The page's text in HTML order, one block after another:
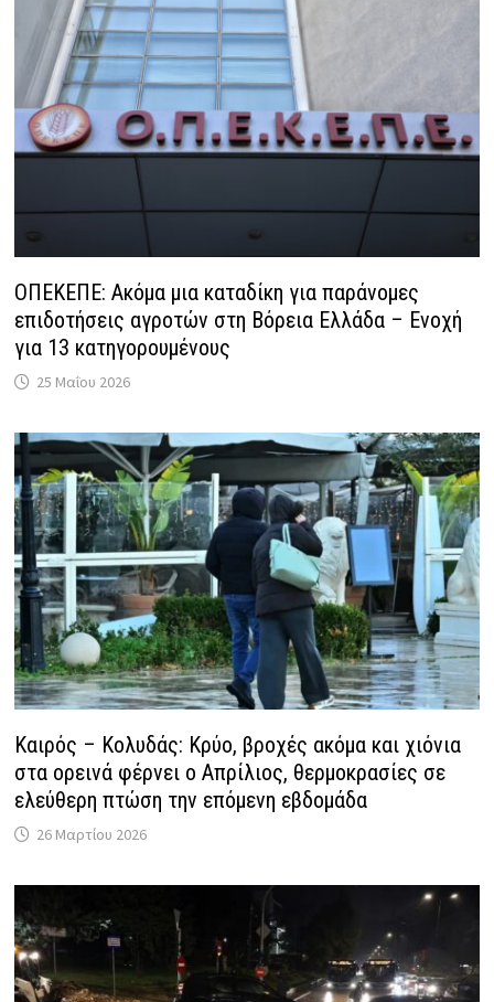
ΟΠΕΚΕΠΕ: Ακόμα μια καταδίκη για παράνομες
επιδοτήσεις αγροτών στη Βόρεια Ελλάδα – Ενοχή
για 13 κατηγορουμένους
25 Μαΐου 2026
Καιρός – Κολυδάς: Κρύο, βροχές ακόμα και χιόνια
στα ορεινά φέρνει ο Απρίλιος, θερμοκρασίες σε
ελεύθερη πτώση την επόμενη εβδομάδα
26 Μαρτίου 2026